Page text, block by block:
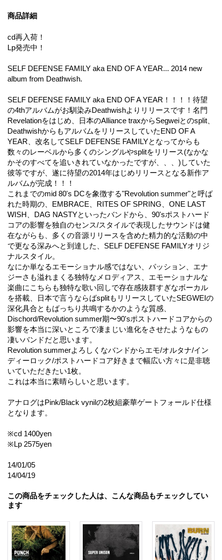
商品詳細
cd再入荷！
Lp発売中！
SELF DEFENSE FAMILY aka END OF A YEAR... 2014 new
album from Deathwish.
SELF DEFENSE FAMILY aka END OF A YEAR！！！！待望
の4thアルバムがお馴染みDeathwishよりリリースです！名門
Revelationをはじめ、日本のAlliance traxからSegweiとのsplit、
DeathwishからもアルバムをリリースしていたEND OF A
YEAR、改名してSELF DEFENSE FAMILYとなってからも
数々のレーベルから多くのシングルやsplitをリリース(なかな
かそのすべてを追いきれていなかったですが、、、)していた
彼等ですが、遂に待望の2014年はじめリリースとなる新作ア
ルバムが完成！！！
これまでのmid 80's DCを象徴する"Revolution summer"と呼ば
れた時期の、EMBRACE、RITES OF SPRING、ONE LAST
WISH、DAG NASTYといったバンドから、90'sポストハード
コアの影響を独自のセンス/スタイルで表現したサウンドは健
在ながらも、多くの音源リリースを含めた精力的な活動の中
で更なる深みへと到達した、SELF DEFENSE FAMILYオリジ
ナルスタイル。
なにか単なるエモーショナル感ではない、パッション、エナ
ジーさも溢れまくる独特なメロディアス、エモーショナルな
楽曲にこちらも独特な歌い回しで存在感抜群すぎなボーカル
を搭載、日本で言うならばsplitもリリースしていたSEGWEIの
深化具合ともばっちり共鳴するかのような質感、
Dischord/Revolution summer期〜90'sポストハードコアからの
影響を本当に深いところで凄まじい進化をさせたようなもの
凄いバンドだと思います。
Revolution summerよろしくなバンドからエモ/オルタナ/イン
ディーロック/ポストハードコア好きまで幅広い方々に是非聴
いていただきたい1枚。
これは本当に素晴らしいと思います。
アナログはPink/Black vynilの2枚組豪華ゲートフォールド仕様
となります。
※cd 1400yen
※Lp 2575yen
14/01/05
14/04/19
この商品をチェックした人は、こんな商品もチェックしてい
ます